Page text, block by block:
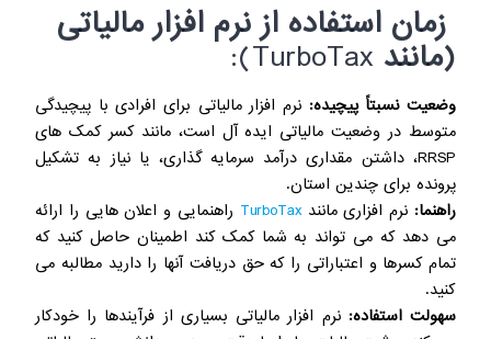
زمان استفاده از نرم افزار مالیاتی
(مانند
وضعیت نسبتاً پیچیده: نرم افزار مالیاتی برای افرادی با پیچیدگی
متوسط ​​در وضعیت مالیاتی ایده آل است، مانند کسر کمک های
RRSP، داشتن مقداری درآمد سرمایه گذاری، یا نیاز به تشکیل
پرونده برای چندین استان.
راهنما: نرم افزاری مانند TurboTax راهنمایی و اعلان هایی را ارائه
می دهد که می تواند به شما کمک کند اطمینان حاصل کنید که
تمام کسرها و اعتباراتی را که حق دریافت آنها را دارید مطالبه می
کنید.
سهولت استفاده: نرم افزار مالیاتی بسیاری از فرآیندها را خودکار